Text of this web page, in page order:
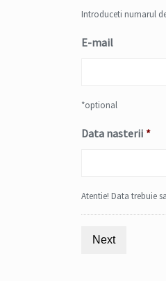
Introduceti numarul
E-mail
*optional
Data nasterii *
Atentie! Data trebuie